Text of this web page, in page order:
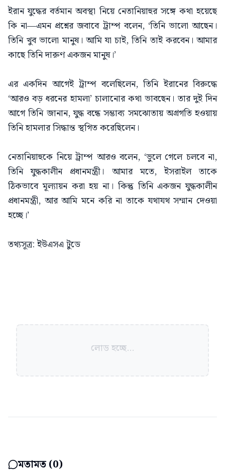
ইরান যুদ্ধের বর্তমান অবস্থা নিয়ে নেতানিয়াহুর সঙ্গে কথা হয়েছে
কি না—এমন প্রশ্নের জবাবে ট্রাম্প বলেন, ‘তিনি ভালো আছেন।
তিনি খুব ভালো মানুষ। আমি যা চাই, তিনি তাই করবেন। আমার
কাছে তিনি দারুণ একজন মানুষ।’
এর একদিন আগেই ট্রাম্প বলেছিলেন, তিনি ইরানের বিরুদ্ধে
‘আরও বড় ধরনের হামলা’ চালানোর কথা ভাবছেন। তার দুই দিন
আগে তিনি জানান, যুদ্ধ বন্ধে সম্ভাব্য সমঝোতায় অগ্রগতি হওয়ায়
তিনি হামলার সিদ্ধান্ত স্থগিত করেছিলেন।
নেতানিয়াহুকে নিয়ে ট্রাম্প আরও বলেন, ‘ভুলে গেলে চলবে না,
তিনি যুদ্ধকালীন প্রধানমন্ত্রী। আমার মতে, ইসরাইল তাকে
ঠিকভাবে মূল্যায়ন করা হয় না। কিন্তু তিনি একজন যুদ্ধকালীন
প্রধানমন্ত্রী, আর আমি মনে করি না তাকে যথাযথ সম্মান দেওয়া
হচ্ছে।’
তথ্যসূত্র: ইউএসএ টুডে
লোড হচ্ছে...
মতামত (0)